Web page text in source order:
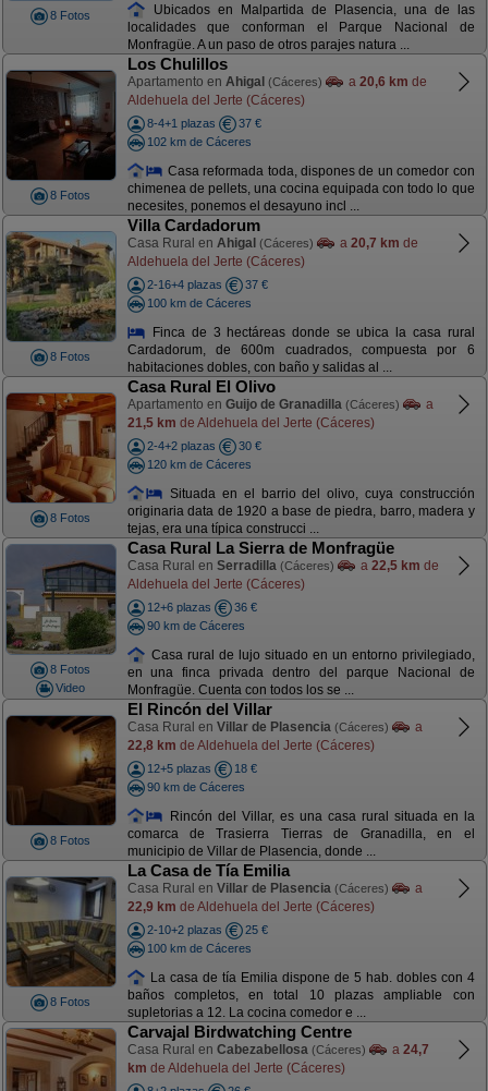
8 Fotos
Ubicados en Malpartida de Plasencia, una de las
localidades que conforman el Parque Nacional de
Monfragüe. A un paso de otros parajes natura ...
8 Fotos
Los Chulillos
Apartamento en Ahigal (Cáceres) a 20,6 km de
Aldehuela del Jerte (Cáceres)
8-4+1 plazas
37 €
102 km de Cáceres
Casa reformada toda, dispones de un comedor con
chimenea de pellets, una cocina equipada con todo lo que
necesites, ponemos el desayuno incl ...
8 Fotos
Villa Cardadorum
Casa Rural en Ahigal (Cáceres) a 20,7 km de
Aldehuela del Jerte (Cáceres)
2-16+4 plazas
37 €
100 km de Cáceres
Finca de 3 hectáreas donde se ubica la casa rural
Cardadorum, de 600m cuadrados, compuesta por 6
habitaciones dobles, con baño y salidas al ...
8 Fotos
Casa Rural El Olivo
Apartamento en Guijo de Granadilla (Cáceres)
a
21,5 km de Aldehuela del Jerte (Cáceres)
2-4+2 plazas
30 €
120 km de Cáceres
Situada en el barrio del olivo, cuya construcción
originaria data de 1920 a base de piedra, barro, madera y
tejas, era una típica construcci ...
8 Fotos
Video
Casa Rural La Sierra de Monfragüe
Casa Rural en Serradilla (Cáceres) a 22,5 km de
Aldehuela del Jerte (Cáceres)
12+6 plazas
36 €
90 km de Cáceres
Casa rural de lujo situado en un entorno privilegiado,
en una finca privada dentro del parque Nacional de
Monfragüe. Cuenta con todos los se ...
8 Fotos
El Rincón del Villar
Casa Rural en Villar de Plasencia (Cáceres)
a
22,8 km de Aldehuela del Jerte (Cáceres)
12+5 plazas
18 €
90 km de Cáceres
Rincón del Villar, es una casa rural situada en la
comarca de Trasierra Tierras de Granadilla, en el
municipio de Villar de Plasencia, donde ...
8 Fotos
La Casa de Tía Emilia
Casa Rural en Villar de Plasencia (Cáceres)
a
22,9 km de Aldehuela del Jerte (Cáceres)
2-10+2 plazas
25 €
100 km de Cáceres
La casa de tía Emilia dispone de 5 hab. dobles con 4
baños completos, en total 10 plazas ampliable con
supletorias a 12. La cocina comedor e ...
Carvajal Birdwatching Centre
Casa Rural en Cabezabellosa (Cáceres) a 24,7
km de Aldehuela del Jerte (Cáceres)